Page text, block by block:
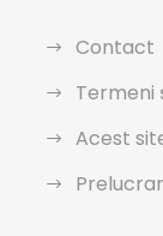
Contact
Termeni
Acest